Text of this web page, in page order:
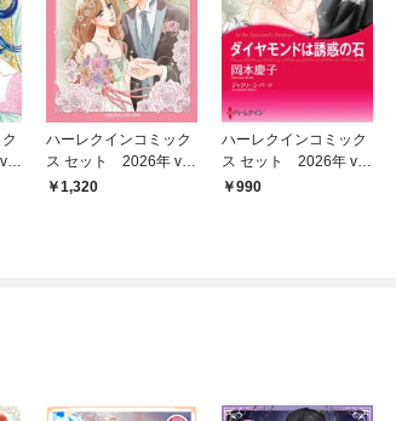
ハーレクインコミック
ス セット 2026年 vo
l.848
1,320
ハーレクインコミック
ス セット 2026年 vo
l.786
990